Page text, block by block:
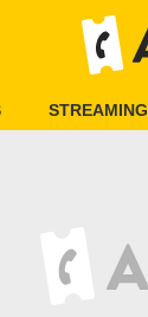
STREAMING